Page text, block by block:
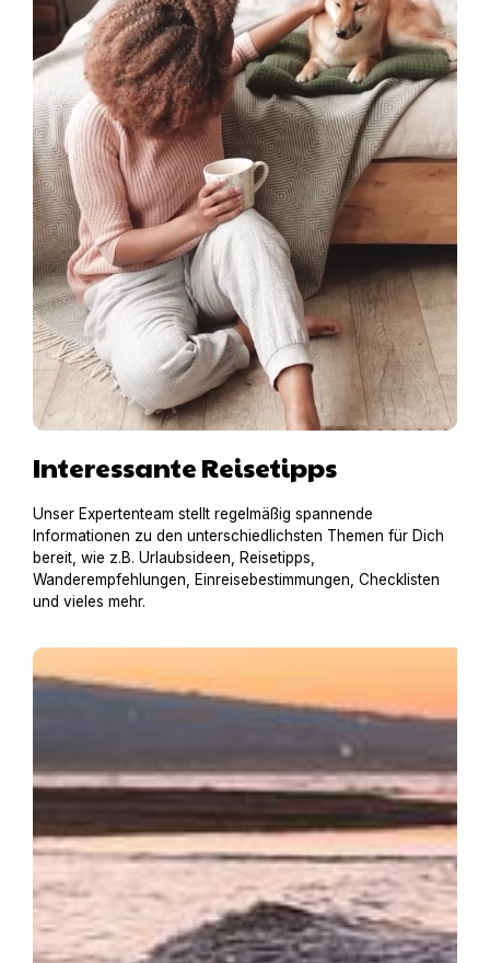
Interessante Reisetipps
Unser Expertenteam stellt regelmäßig spannende
Informationen zu den unterschiedlichsten Themen für Dich
bereit, wie z.B. Urlaubsideen, Reisetipps,
Wanderempfehlungen, Einreisebestimmungen, Checklisten
und vieles mehr.
Baden mit Hund